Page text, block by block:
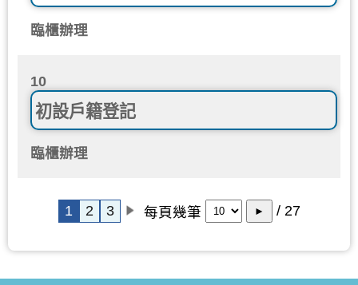
臨櫃辦理
10
初設戶籍登記
臨櫃辦理
1 2 3 每頁幾筆 ► / 27